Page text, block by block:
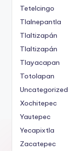
Tetelcingo
Tlalnepantla
Tlaltizapán
Tlaltizapán
Tlayacapan
Totolapan
Uncategorized
Xochitepec
Yautepec
Yecapixtla
Zacatepec